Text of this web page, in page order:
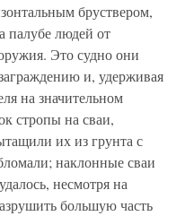
бруствером,
палубе людей от
Это судно они
и, удерживая
на значительном
стропы на сваи,
их из грунта с
наклонные сваи
несмотря на
большую часть